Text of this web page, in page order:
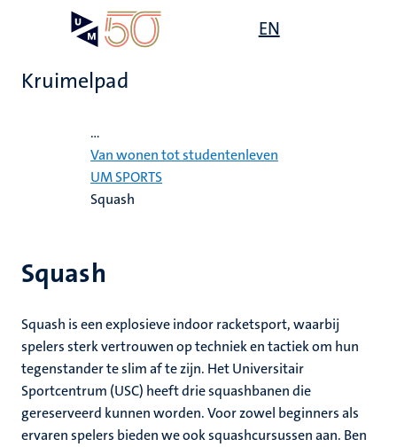
EN
Kruimelpad
...
Van wonen tot studentenleven
UM SPORTS
Squash
Squash
Squash is een explosieve indoor racketsport, waarbij
spelers sterk vertrouwen op techniek en tactiek om hun
tegenstander te slim af te zijn. Het Universitair
Sportcentrum (USC) heeft drie squashbanen die
gereserveerd kunnen worden. Voor zowel beginners als
ervaren spelers bieden we ook squashcursussen aan. Ben